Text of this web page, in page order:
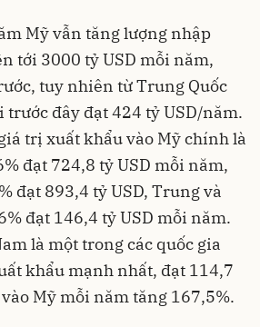
Mỹ vẫn tăng lượng nhập
tới 3000 tỷ USD mỗi năm,
tuy nhiên từ Trung Quốc
trước đây đạt 424 tỷ USD/năm.
trị xuất khẩu vào Mỹ chính là
đạt 724,8 tỷ USD mỗi năm,
đạt 893,4 tỷ USD, Trung và
đạt 146,4 tỷ USD mỗi năm.
là một trong các quốc gia
khẩu mạnh nhất, đạt 114,7
Mỹ mỗi năm tăng 167,5%.